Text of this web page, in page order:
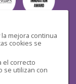
mejora continua
cookies se
el correcto
se utilizan con